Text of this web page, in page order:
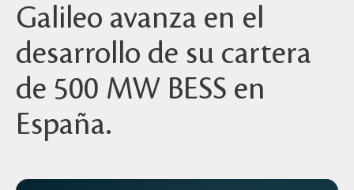
Galileo avanza en el
desarrollo de su cartera
de 500 MW BESS en
España.